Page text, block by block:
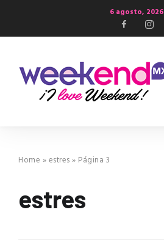
6 agosto, 2026
Home »estres» Página 3
estres